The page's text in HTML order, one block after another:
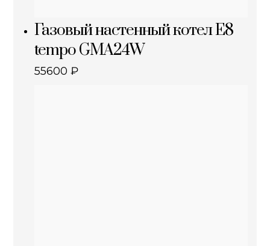
Газовый настенный котел E8
tempo GMA24W
55600₽